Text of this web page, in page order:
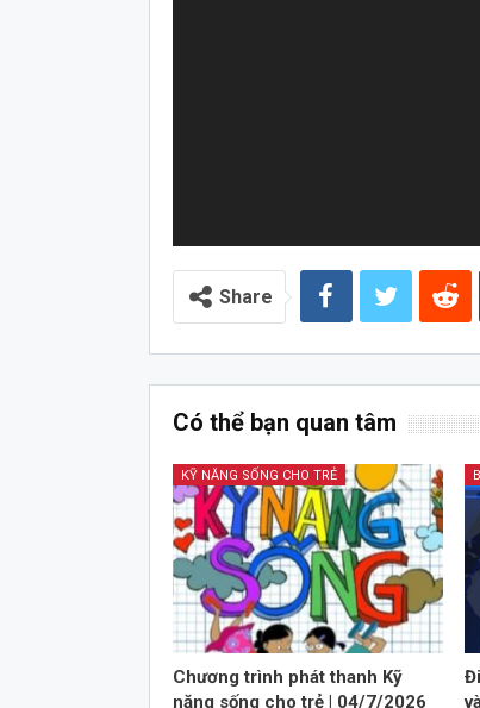
Share
Có thể bạn quan tâm
KỸ NĂNG SỐNG CHO TRẺ
Chương trình phát thanh Kỹ
năng sống cho trẻ | 04/7/2026